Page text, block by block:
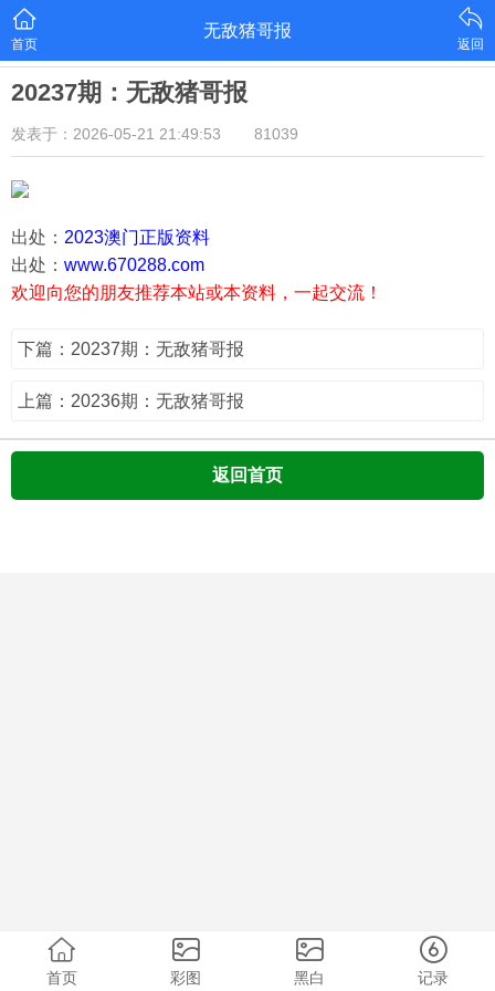
首页
无敌猪哥报
返回
20237期：无敌猪哥报
发表于：2026-05-21 21:49:53 81039
出处： 2023澳门正版资料
出处： www.670288.com
欢迎向您的朋友推荐本站或本资料，一起交流！
下篇：20237期：无敌猪哥报
上篇：20236期：无敌猪哥报
返回首页
首页 彩图 黑白 记录